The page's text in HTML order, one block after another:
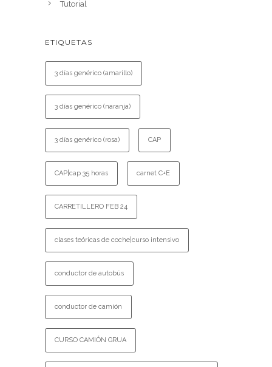
Tutorial
ETIQUETAS
3 días genérico (amarillo)
3 días genérico (naranja)
3 días genérico (rosa) CAP
CAP|cap 35 horas carnet C+E
CARRETILLERO FEB 24
clases teóricas de coche|curso intensivo
conductor de autobús
conductor de camión
CURSO CAMIÓN GRUA